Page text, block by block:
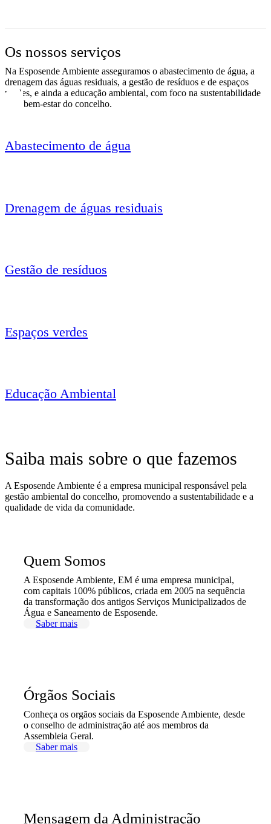
Os nossos serviços
Na Esposende Ambiente asseguramos o abastecimento de água, a
drenagem das águas residuais, a gestão de resíduos e de espaços
verdes, e ainda a educação ambiental, com foco na sustentabilidade
e no bem-estar do concelho.
Abastecimento de água
Drenagem de águas residuais
Gestão de resíduos
Espaços verdes
Educação Ambiental
Saiba mais sobre o que fazemos
A Esposende Ambiente é a empresa municipal responsável pela
gestão ambiental do concelho, promovendo a sustentabilidade e a
qualidade de vida da comunidade.
Quem Somos
A Esposende Ambiente, EM é uma empresa municipal,
com capitais 100% públicos, criada em 2005 na sequência
da transformação dos antigos Serviços Municipalizados de
Água e Saneamento de Esposende.
Saber mais
Órgãos Sociais
Conheça os orgãos sociais da Esposende Ambiente, desde
o conselho de administração até aos membros da
Assembleia Geral.
Saber mais
Mensagem da Administração